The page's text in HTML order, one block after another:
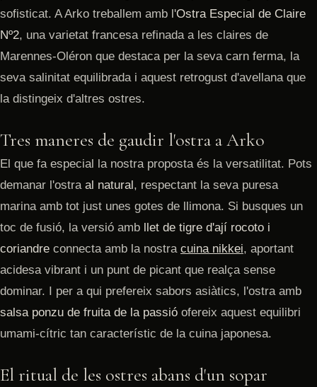
sofisticat. A Arko treballem amb l'Ostra Especial de Claire
Nº2, una varietat francesa refinada a les claires de
Marennes-Oléron que destaca per la seva carn ferma, la
seva salinitat equilibrada i aquest retrogust d'avellana que
la distingeix d'altres ostres.
Tres maneres de gaudir l'ostra a Arko
El que fa especial la nostra proposta és la versatilitat. Pots
demanar l'ostra al natural, respectant la seva puresa
marina amb tot just unes gotes de llimona. Si busques un
toc de fusió, la versió amb llet de tigre d'ají rocoto i
coriandre connecta amb la nostra cuina nikkei, aportant
acidesa vibrant i un punt de picant que realça sense
dominar. I per a qui prefereix sabors asiàtics, l'ostra amb
salsa ponzu de fruita de la passió ofereix aquest equilibri
umami-cítric tan característic de la cuina japonesa.
El ritual de les ostres abans d'un sopar